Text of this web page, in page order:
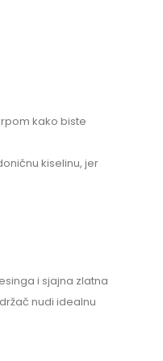
kako biste
kiselinu, jer
i sjajna zlatna
nudi idealnu